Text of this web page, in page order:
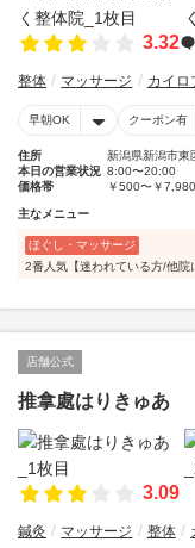
3.32
整体 マッサージ カイロ
早朝OK クーポン有
住所
新潟県新潟市東
本日の営業状況 8:00〜20:00
価格帯
￥500〜￥7,980
主なメニュー
ほぐし・マッサージ
2番人気【迷われている方/他院
店舗公式
推拿處はりきゅあ
3.09
鍼灸 マッサージ 整体